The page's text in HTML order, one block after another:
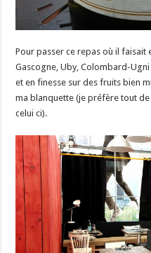
Pour passer ce repas où il faisait
Gascogne, Uby, Colombard-Ugni
et en finesse sur des fruits bien
ma blanquette (je préfère tout
celui ci).